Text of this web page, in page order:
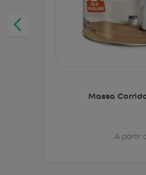
Massa
A partir